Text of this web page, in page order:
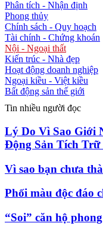
Phân tích - Nhận định
Phong thủy
Chính sách - Quy hoạch
Tài chính - Chứng khoán
Nội - Ngoại thất
Kiến trúc - Nhà đẹp
Hoạt động doanh nghiệp
Ngoại kiều - Việt kiều
Bất động sản thế giới
Tin nhiều người đọc
Lý Do Vì Sao Giới
Động Sản Tích
Vì sao bạn chưa
Phối màu độc đáo
“Soi” căn hộ